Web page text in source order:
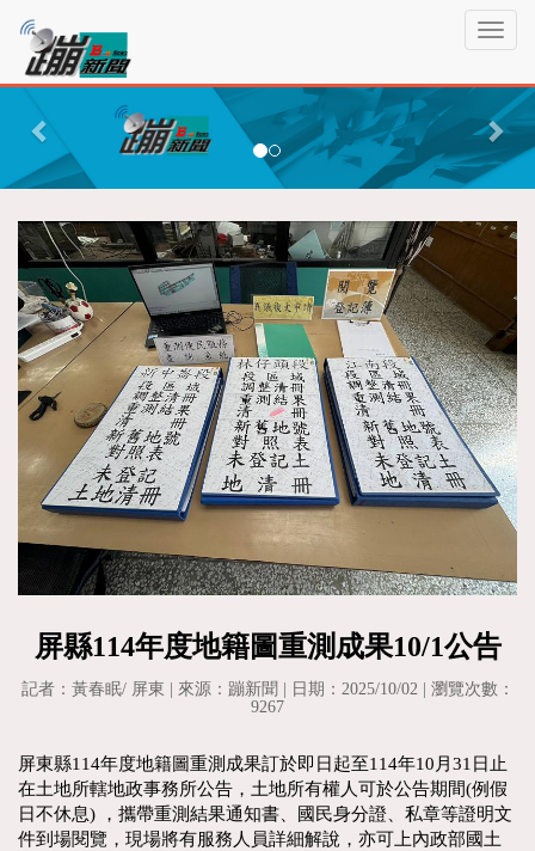
T
g
l
e
v
t
i
o
n
蹦
新
聞P
r
v
i
o
u
s
N
e
x
t
屏縣114年度地籍圖重測成果10/1公告
記者：黃春眠/ 屏東 | 來源：蹦新聞 | 日期：2025/10/02 | 瀏覽次數：
9267
屏東縣114年度地籍圖重測成果訂於即日起至114年10月31日止
在土地所轄地政事務所公告，土地所有權人可於公告期間(例假
日不休息) ，攜帶重測結果通知書、國民身分證、私章等證明文
件到場閱覽，現場將有服務人員詳細解說，亦可上內政部國土